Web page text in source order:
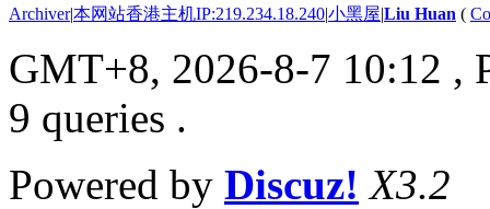
Archiver|本网站香港主机IP:219.234.18.240|小黑屋|Liu Huan (
GMT+8, 2026-8-7 10:12 ,
9 queries .
Powered by Discuz! X3.2